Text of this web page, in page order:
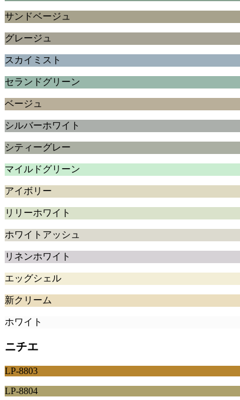
サンドベージュ
グレージュ
スカイミスト
セランドグリーン
ベージュ
シルバーホワイト
シティーグレー
マイルドグリーン
アイボリー
リリーホワイト
ホワイトアッシュ
リネンホワイト
エッグシェル
新クリーム
ホワイト
ニチエ
LP-8803
LP-8804